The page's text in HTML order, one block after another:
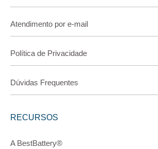
Atendimento por e-mail
Política de Privacidade
Dúvidas Frequentes
RECURSOS
A BestBattery®